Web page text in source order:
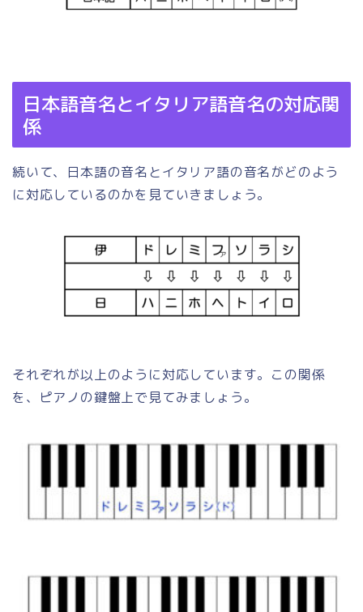
日本語音名とイタリア語音名の対応関
係
続いて、日本語の音名とイタリア語の音名がどのよう
に対応しているのかを見ていきましょう。
それぞれが以上のように対応しています。この関係
を、ピアノの鍵盤上で見てみましょう。